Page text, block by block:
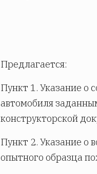
Предлагается:
Пункт 1. Указание о
автомобиля
конструкторской
Пункт 2. Указание о
опытного образца